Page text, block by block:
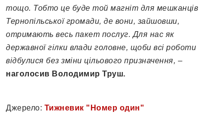
тощо. Тобто це буде той магніт для мешканців
Тернопільської громади, де вони, зайшовши,
отримають весь пакет послуг. Для нас як
державної гілки влади головне, щоби всі роботи
відбулися без зміни цільового призначення, –
наголосив Володимир Труш.
Джерело: Тижневик "Номер один"